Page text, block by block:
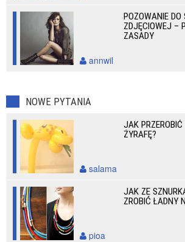
POZOWANIE DO
ZDJĘCIOWEJ –
ZASADY
annwil
NOWE PYTANIA
JAK
ŻYRAFĘ?
salama
JAK ZE
ZROBIĆ ŁADNY
pioa